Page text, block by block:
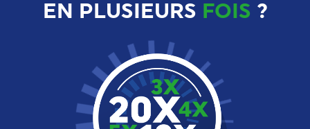
EN PLUSIEURS FOIS ?